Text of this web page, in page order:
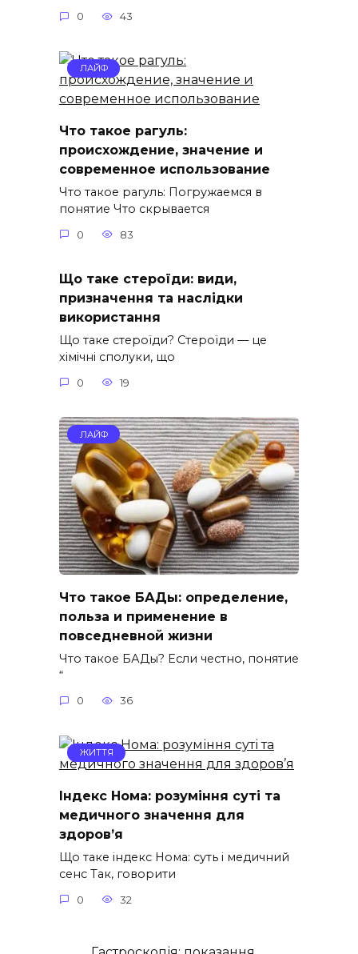
0 43
ЛАЙФ
Что такое рагуль:
происхождение, значение и
современное использование
Что такое рагуль: Погружаемся в
понятие Что скрывается
0 83
Що таке стероїди: види,
призначення та наслідки
використання
Що таке стероїди? Стероїди — це
хімічні сполуки, що
0 19
ЛАЙФ
Что такое БАДы: определение,
польза и применение в
повседневной жизни
Что такое БАДы? Если честно, понятие
“
0 36
ЖИТТЯ
Індекс Нома: розуміння суті та
медичного значення для
здоров’я
Що таке індекс Нома: суть і медичний
сенс Так, говорити
0 32